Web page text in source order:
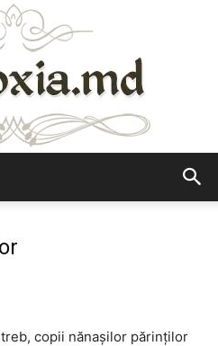
copii nănaşilor părinţilor